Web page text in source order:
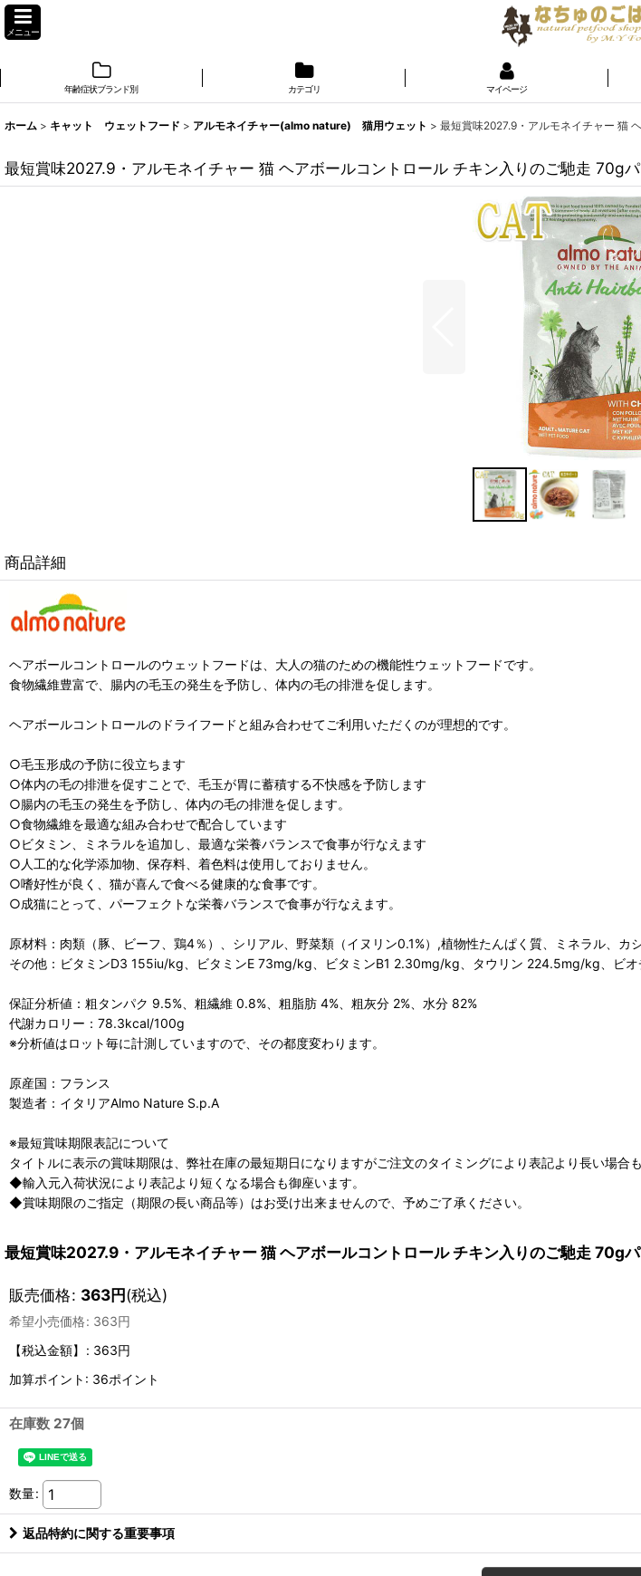
メニュー
年齢症状ブランド別 カテゴリ マイページ
ホーム > キャット ウェットフード > アルモネイチャー(almo nature) 猫用ウェット > 最短賞味2027.9・アルモネイチャー 猫
最短賞味2027.9・アルモネイチャー 猫 ヘアボールコントロール チキン入りのご馳走
商品詳細
ヘアボールコントロールのウェットフードは、大人の猫のための機能性ウェットフードです。
食物繊維豊富で、腸内の毛玉の発生を予防し、体内の毛の排泄を促します。
ヘアボールコントロールのドライフードと組み合わせてご利用いただくのが理想的です。
○毛玉形成の予防に役立ちます
○体内の毛の排泄を促すことで、毛玉が胃に蓄積する不快感を予防します
○腸内の毛玉の発生を予防し、体内の毛の排泄を促します。
○食物繊維を最適な組み合わせで配合しています
○ビタミン、ミネラルを追加し、最適な栄養バランスで食事が行なえます
○人工的な化学添加物、保存料、着色料は使用しておりません。
○嗜好性が良く、猫が喜んで食べる健康的な食事です。
○成猫にとって、パーフェクトな栄養バランスで食事が行なえます。
原材料：肉類（豚、ビーフ、鶏4％）、シリアル、野菜類（イヌリン0.1%）,植物性たんぱく質、ミネラル、カ
その他：ビタミンD3 155iu/kg、ビタミンE 73mg/kg、ビタミンB1 2.30mg/kg、タウリン 224.5mg/kg、
保証分析値：粗タンパク 9.5%、粗繊維 0.8%、粗脂肪 4%、粗灰分 2%、水分 82%
代謝カロリー：78.3kcal/100g
※分析値はロット毎に計測していますので、その都度変わります。
原産国：フランス
製造者：イタリアAlmo Nature S.p.A
※最短賞味期限表記について
タイトルに表示の賞味期限は、弊社在庫の最短期日になりますがご注文のタイミングにより表記より長い場合も
◆輸入元入荷状況により表記より短くなる場合も御座います。
◆賞味期限のご指定（期限の長い商品等）はお受け出来ませんので、予めご了承ください。
最短賞味2027.9・アルモネイチャー 猫 ヘアボールコントロール チキン入りのご馳走
販売価格: 363円(税込)
希望小売価格: 363円
【税込金額】
: 363円
加算ポイント: 36ポイント
在庫数 27個
数量:
返品特約に関する重要事項